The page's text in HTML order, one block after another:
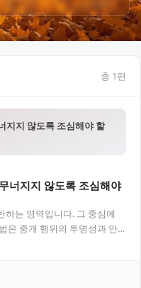
총 1편
지지 않도록 조심해야 할
너지지 않도록 조심해야
하는 영역입니다. 그 중심에
은 중개 행위의 투명성과 안
현…